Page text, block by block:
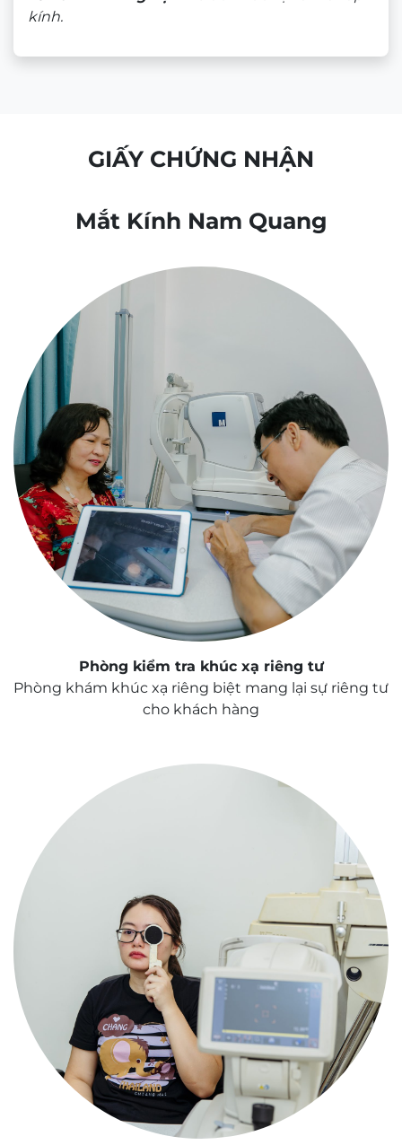
kính.
GIẤY CHỨNG NHẬN
Mắt Kính Nam Quang
Phòng kiểm tra khúc xạ riêng tư
Phòng khám khúc xạ riêng biệt mang lại sự riêng tư
cho khách hàng